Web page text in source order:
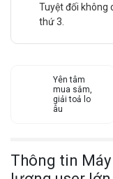
Tuyệt đối không
thứ 3.
Yên tâm
mua sắm,
giải toả lo
âu
Thông tin